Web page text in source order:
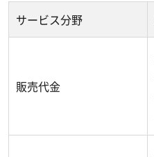
サービス分野
販売代金